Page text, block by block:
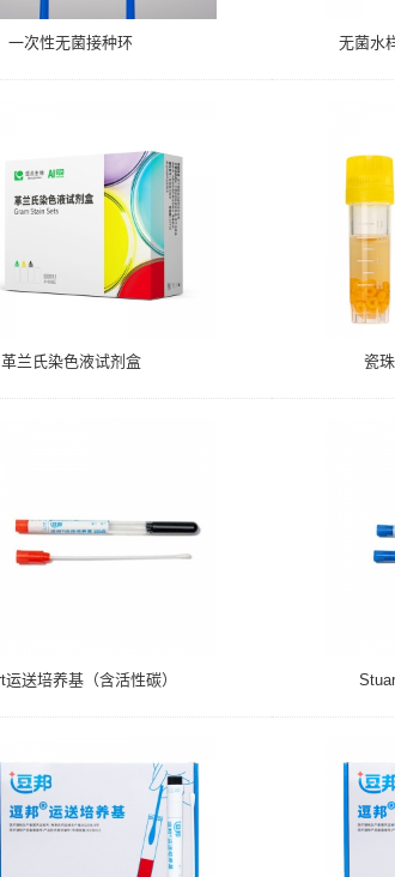
一次性无菌接种环 无菌水
革兰氏染色液试剂盒 瓷
运送培养基（含活性碳）